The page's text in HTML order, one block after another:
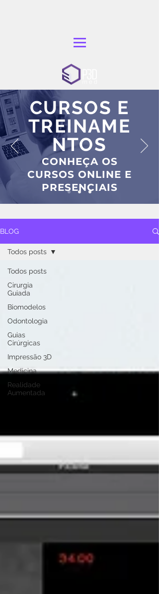
CURSOS E
TREINAME
NTOS
CONHEÇA OS
CURSOS ONLINE E
PRESENCIAIS
BLOG
Todos posts
Cirurgia
Guiada
Biomodelos
Odontologia
Guias
Cirúrgicas
Impressão 3D
Medicina
Realidade
Aumentada
Todos posts